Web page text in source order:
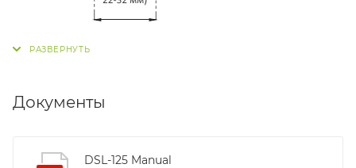
Документы
DSL-125 Manual